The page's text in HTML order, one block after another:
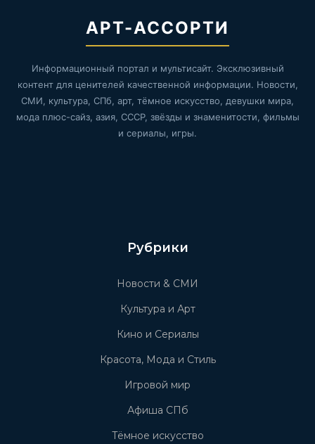
АРТ-АССОРТИ
Информационный портал и мультисайт. Эксклюзивный
контент для ценителей качественной информации. Новости,
СМИ, культура, СПб, арт, тёмное искусство, девушки мира,
мода плюс-сайз, азия, СССР, звёзды и знаменитости, фильмы
и сериалы, игры.
Рубрики
Новости & СМИ
Культура и Арт
Кино и Сериалы
Красота, Мода и Стиль
Игровой мир
Афиша СПб
Тёмное искусство